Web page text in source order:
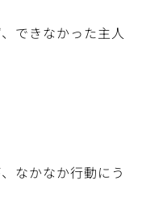
できなかった主人
なかなか行動にう